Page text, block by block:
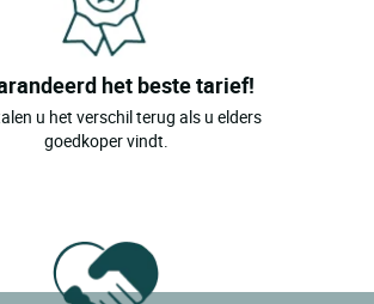
het beste tarief!
u het verschil terug als u elders
goedkoper vindt.